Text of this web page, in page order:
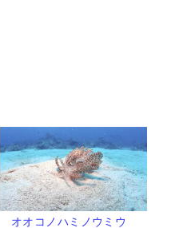
オオコノハミノウミウ